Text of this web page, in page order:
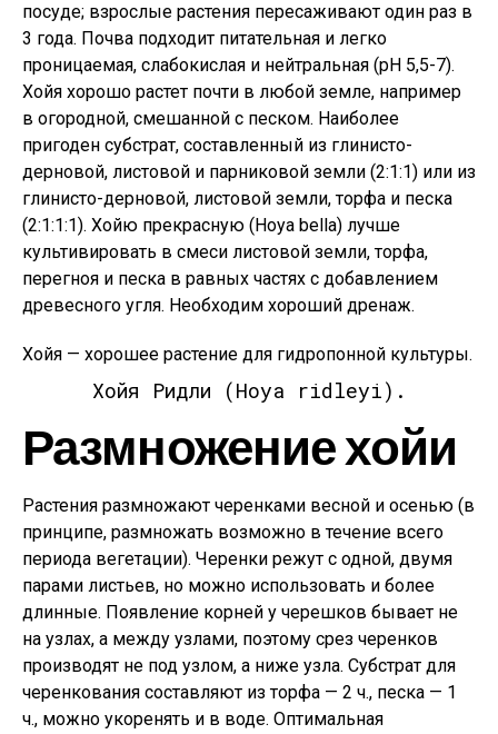
посуде; взрослые растения пересаживают один раз в
3 года. Почва подходит питательная и легко
проницаемая, слабокислая и нейтральная (рН 5,5-7).
Хойя хорошо растет почти в любой земле, например
в огородной, смешанной с песком. Наиболее
пригоден субстрат, составленный из глинисто-
дерновой, листовой и парниковой земли (2:1:1) или из
глинисто-дерновой, листовой земли, торфа и песка
(2:1:1:1). Хойю прекрасную (Hoya bella) лучше
культивировать в смеси листовой земли, торфа,
перегноя и песка в равных частях с добавлением
древесного угля. Необходим хороший дренаж.
Хойя — хорошее растение для гидропонной культуры.
Хойя Ридли (Hoya ridleyi).
Размножение хойи
Растения размножают черенками весной и осенью (в
принципе, размножать возможно в течение всего
периода вегетации). Черенки режут с одной, двумя
парами листьев, но можно использовать и более
длинные. Появление корней у черешков бывает не
на узлах, а между узлами, поэтому срез черенков
производят не под узлом, а ниже узла. Субстрат для
черенкования составляют из торфа — 2 ч., песка — 1
ч., можно укоренять и в воде. Оптимальная